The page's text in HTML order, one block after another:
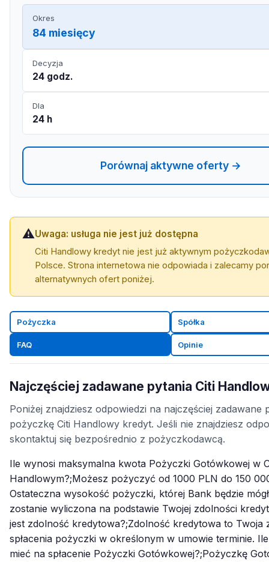
Okres
84 miesięcy
Decyzja
24 godz.
Dla
24 h
Porównaj aktywne oferty →
⚠️Uwaga: usługa nie jest już dostępna
Citi Handlowy kredyt nie jest już aktywnym
Polsce. Strona internetowa nie odpowiada i zalecamy
alternatywnych ofert poniżej.
Pożyczka Spółka
FAQ Opinie
Najczęściej zadawane pytania Citi
Poniżej znajdziesz odpowiedzi na najczęściej zadawane
pożyczkę Citi Handlowy kredyt. Jeśli nie znajdziesz
skontaktuj się bezpośrednio z pożyczkodawcą.
Ile wynosi maksymalna kwota Pożyczki Gotówkowej w
Handlowym?;Możesz pożyczyć od 1000 PLN do 150
Ostateczna wysokość pożyczki, której Bank będzie
zostanie wyliczona na podstawie Twojej zdolności
jest zdolność kredytowa?;Zdolność kredytowa to Twoja
spłacenia pożyczki w określonym w umowie terminie.
mieć na spłacenie Pożyczki Gotówkowej?;Pożyczkę